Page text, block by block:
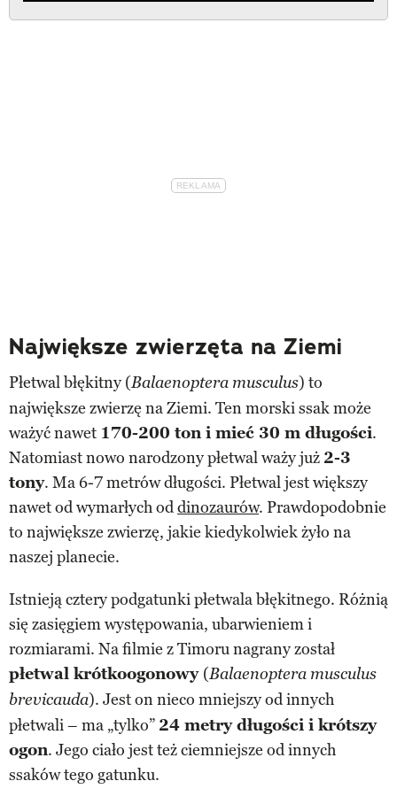
Największe zwierzęta na Ziemi
Płetwal błękitny (Balaenoptera musculus) to
największe zwierzę na Ziemi. Ten morski ssak może
ważyć nawet 170-200 ton i mieć 30 m długości.
Natomiast nowo narodzony płetwal waży już 2-3
tony. Ma 6-7 metrów długości. Płetwal jest większy
nawet od wymarłych oddinozaurów. Prawdopodobnie
to największe zwierzę, jakie kiedykolwiek żyło na
naszej planecie.
Istnieją cztery podgatunki płetwala błękitnego. Różnią
się zasięgiem występowania, ubarwieniem i
rozmiarami. Na filmie z Timoru nagrany został
płetwal krótkoogonowy (Balaenoptera musculus
brevicauda). Jest on nieco mniejszy od innych
płetwali – ma „tylko” 24 metry długości i krótszy
ogon. Jego ciało jest też ciemniejsze od innych
ssaków tego gatunku.